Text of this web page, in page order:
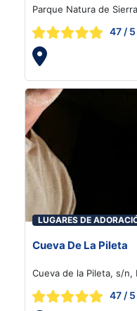
Parque Natura de
47 / 5
LUGARES DE
Cueva De La Pileta
Cueva de la Pileta, s/n,
47 / 5